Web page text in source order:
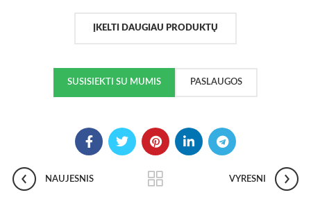
ĮKELTI DAUGIAU PRODUKTŲ
SUSISIEKTI SU MUMIS PASLAUGOS
NAUJESNIS VYRESNI